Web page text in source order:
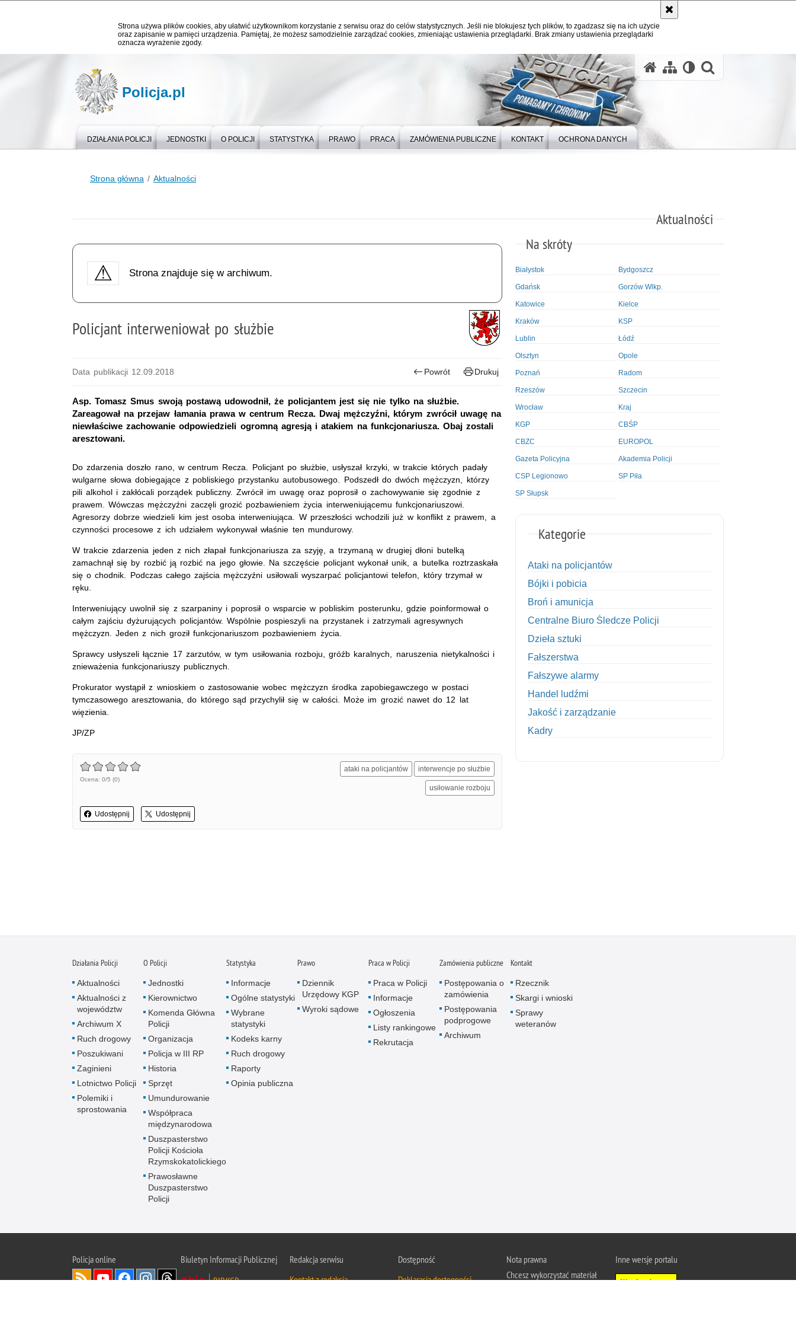
Strona używa plików cookies, aby ułatwić użytkownikom korzystanie z serwisu oraz do celów statystycznych. Jeśli nie blokujesz tych plików, to zgadzasz się na ich użycie
oraz zapisanie w pamięci urządzenia. Pamiętaj, że możesz samodzielnie zarządzać cookies, zmieniając ustawienia przeglądarki. Brak zmiany ustawienia przeglądarki
oznacza wyrażenie zgody.
Policja.pl
DZIAŁANIA POLICJI JEDNOSTKI O POLICJI STATYSTYKA PRAWO PRACA ZAMÓWIENIA PUBLICZNE KONTAKT OCHRONA DANYCH
Strona główna Aktualności
Aktualności
Strona znajduje się w archiwum.
Policjant interweniował po służbie
Data publikacji 12.09.2018 Powrót Drukuj
Asp. Tomasz Smus swoją postawą udowodnił, że policjantem jest się nie tylko na służbie.
Zareagował na przejaw łamania prawa w centrum Recza. Dwaj mężczyźni, którym zwrócił uwagę na
niewłaściwe zachowanie odpowiedzieli ogromną agresją i atakiem na funkcjonariusza. Obaj zostali
aresztowani.
Do zdarzenia doszło rano, w centrum Recza. Policjant po służbie, usłyszał krzyki, w trakcie których padały
wulgarne słowa dobiegające z pobliskiego przystanku autobusowego. Podszedł do dwóch mężczyzn, którzy
pili alkohol i zakłócali porządek publiczny. Zwrócił im uwagę oraz poprosił o zachowywanie się zgodnie z
prawem. Wówczas mężczyźni zaczęli grozić pozbawieniem życia interweniującemu funkcjonariuszowi.
Agresorzy dobrze wiedzieli kim jest osoba interweniująca. W przeszłości wchodzili już w konflikt z prawem, a
czynności procesowe z ich udziałem wykonywał właśnie ten mundurowy.
W trakcie zdarzenia jeden z nich złapał funkcjonariusza za szyję, a trzymaną w drugiej dłoni butelką
zamachnął się by rozbić ją rozbić na jego głowie. Na szczęście policjant wykonał unik, a butelka roztrzaskała
się o chodnik. Podczas całego zajścia mężczyźni usiłowali wyszarpać policjantowi telefon, który trzymał w
ręku.
Interweniujący uwolnił się z szarpaniny i poprosił o wsparcie w pobliskim posterunku, gdzie poinformował o
całym zajściu dyżurujących policjantów. Wspólnie pospieszyli na przystanek i zatrzymali agresywnych
mężczyzn. Jeden z nich groził funkcjonariuszom pozbawieniem życia.
Sprawcy usłyszeli łącznie 17 zarzutów, w tym usiłowania rozboju, gróźb karalnych, naruszenia nietykalności i
znieważenia funkcjonariuszy publicznych.
Prokurator wystąpił z wnioskiem o zastosowanie wobec mężczyzn środka zapobiegawczego w postaci
tymczasowego aresztowania, do którego sąd przychylił się w całości. Może im grozić nawet do 12 lat
więzienia.
JP/ZP
Ocena: 0/5 (0)
Udostępnij Udostępnij
ataki na policjantów interwencje po służbie
usiłowanie rozboju
Na skróty
Białystok Bydgoszcz
Gdańsk Gorzów Wlkp.
Katowice Kielce
Kraków KSP
Lublin Łódź
Olsztyn Opole
Poznań Radom
Rzeszów Szczecin
Wrocław Kraj
KGP CBŚP
CBZC EUROPOL
Gazeta Policyjna Akademia Policji
CSP Legionowo SP Piła
SP Słupsk
Kategorie
Ataki na policjantów
Bójki i pobicia
Broń i amunicja
Centralne Biuro Śledcze Policji
Dzieła sztuki
Fałszerstwa
Fałszywe alarmy
Handel ludźmi
Jakość i zarządzanie
Kadry
Nietrzeźwi opiekunowie
Niszczenie mienia
Porwania
Pożary i podpalenia
Działania Policji
Aktualności
Aktualności z
województw
Archiwum X
Ruch drogowy
Poszukiwani
Zaginieni
Lotnictwo Policji
Polemiki i
sprostowania
O Policji
Jednostki
Kierownictwo
Komenda Główna
Policji
Organizacja
Policja w III RP
Historia
Sprzęt
Umundurowanie
Współpraca
międzynarodowa
Duszpasterstwo
Policji Kościoła
Rzymskokatolickiego
Prawosławne
Duszpasterstwo
Policji
Statystyka
Informacje
Ogólne statystyki
Wybrane
statystyki
Kodeks karny
Ruch drogowy
Raporty
Opinia publiczna
Prawo
Dziennik
Urzędowy KGP
Wyroki sądowe
Praca w Policji
Praca w Policji
Informacje
Ogłoszenia
Listy rankingowe
Rekrutacja
Zamówienia publiczne
Postępowania o
zamówienia
Postępowania
podprogowe
Archiwum
Kontakt
Rzecznik
Skargi i wnioski
Sprawy
weteranów
Policjaonline
Biuletyn Informacji Publicznej
BIP KGP
Redakcja serwisu
Kontakt z redakcją
Dostępność
Deklaracja dostępności
Nota prawna
Chcesz wykorzystać materiał
Inne wersje portalu
Wersja tekstowa